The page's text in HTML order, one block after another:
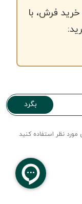
فرش، با
بگرد
نظر استفاده کنید